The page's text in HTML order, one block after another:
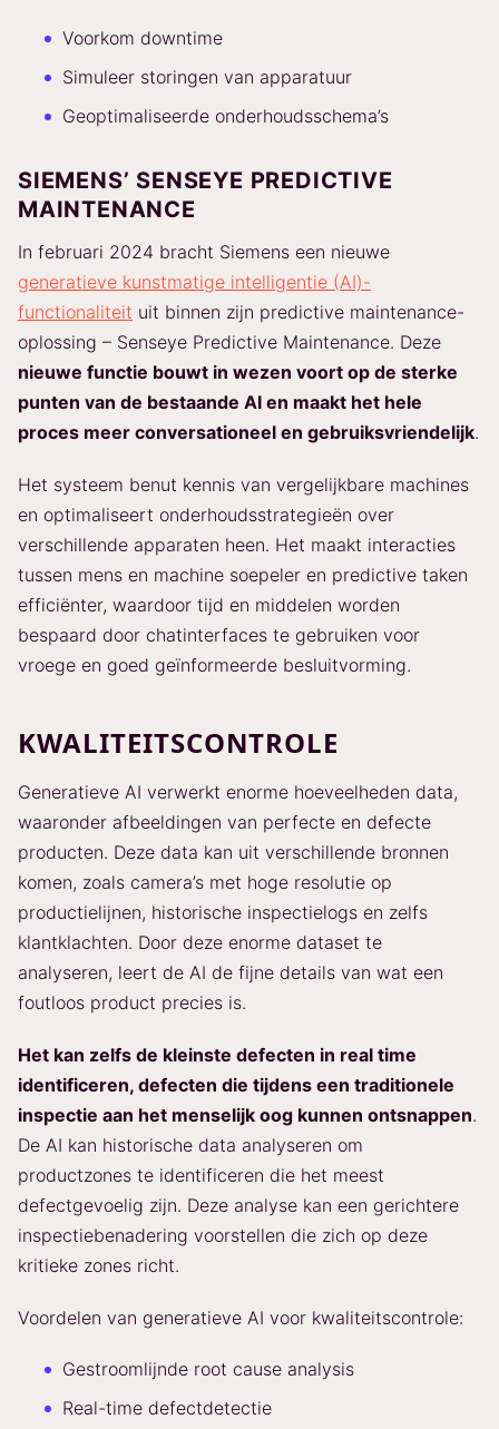
Voorkom downtime
Simuleer storingen van apparatuur
Geoptimaliseerde onderhoudsschema’s
SIEMENS’ SENSEYE PREDICTIVE
MAINTENANCE
In februari 2024 bracht Siemens een nieuwe
generatieve kunstmatige intelligentie (AI)-
functionaliteit uit binnen zijn predictive maintenance-
oplossing – Senseye Predictive Maintenance. Deze
nieuwe functie bouwt in wezen voort op de sterke
punten van de bestaande AI en maakt het hele
proces meer conversationeel en gebruiksvriendelijk.
Het systeem benut kennis van vergelijkbare machines
en optimaliseert onderhoudsstrategieën over
verschillende apparaten heen. Het maakt interacties
tussen mens en machine soepeler en predictive taken
efficiënter, waardoor tijd en middelen worden
bespaard door chatinterfaces te gebruiken voor
vroege en goed geïnformeerde besluitvorming.
KWALITEITSCONTROLE
Generatieve AI verwerkt enorme hoeveelheden data,
waaronder afbeeldingen van perfecte en defecte
producten. Deze data kan uit verschillende bronnen
komen, zoals camera’s met hoge resolutie op
productielijnen, historische inspectielogs en zelfs
klantklachten. Door deze enorme dataset te
analyseren, leert de AI de fijne details van wat een
foutloos product precies is.
Het kan zelfs de kleinste defecten in real time
identificeren, defecten die tijdens een traditionele
inspectie aan het menselijk oog kunnen ontsnappen.
De AI kan historische data analyseren om
productzones te identificeren die het meest
defectgevoelig zijn. Deze analyse kan een gerichtere
inspectiebenadering voorstellen die zich op deze
kritieke zones richt.
Voordelen van generatieve AI voor kwaliteitscontrole:
Gestroomlijnde root cause analysis
Real-time defectdetectie